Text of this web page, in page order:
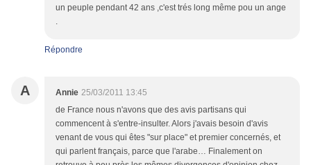
un peuple pendant 42 ans ,c'est trés long même pou un ange
.
Répondre
A Annie 25/03/2011 13:45
de France nous n'avons que des avis partisans qui
commencent à s'entre-insulter. Alors j'avais besoin d'avis
venant de vous qui êtes "sur place" et premier concernés, et
qui parlent français, parce que l'arabe… Finalement on